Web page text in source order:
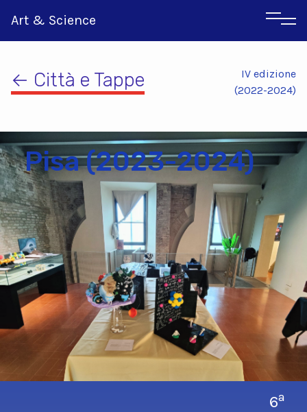
Art & Science
← Città e Tappe
IV edizione
(2022-2024)
Pisa (2023-2024)
6a